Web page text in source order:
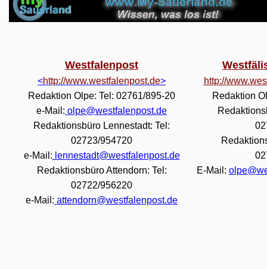
Westfalenpost
<http://www.westfalenpost.de>
Redaktion Olpe: Tel: 02761/895-20
e-Mail: olpe@westfalenpost.de
Redaktionsbüro Lennestadt: Tel:
02723/954720
e-Mail: lennestadt@westfalenpost.de
Redaktionsbüro Attendorn: Tel:
02722/956220
e-Mail: attendorn@westfalenpost.de
http://
Redaktion
E-Mail: